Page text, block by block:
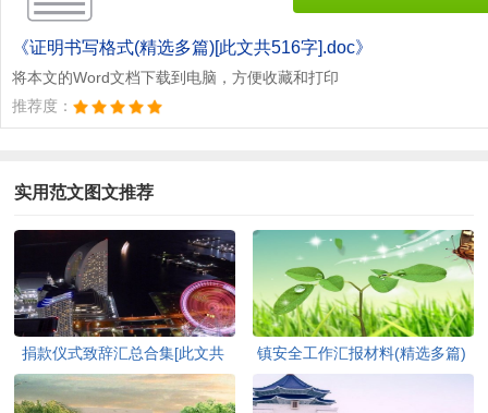
《证明书写格式(精选多篇)[此文共516字].doc》
将本文的Word文档下载到电脑，方便收藏和打印
推荐度：
实用范文图文推荐
捐款仪式致辞汇总合集[此文共
3420字]
镇安全工作汇报材料(精选多篇)
[此文共6848字]